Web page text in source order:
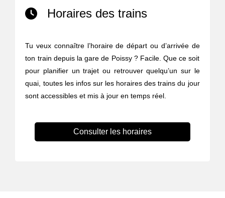
Horaires des trains
Tu veux connaître l’horaire de départ ou d’arrivée de
ton train depuis la gare de Poissy ? Facile. Que ce soit
pour planifier un trajet ou retrouver quelqu’un sur le
quai, toutes les infos sur les horaires des trains du jour
sont accessibles et mis à jour en temps réel.
Consulter les horaires